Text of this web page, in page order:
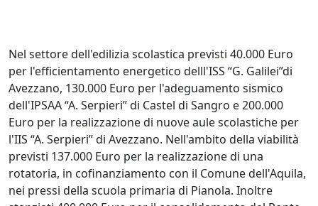
Nel settore dell'edilizia scolastica previsti 40.000 Euro
per l'efficientamento energetico delll'ISS “G. Galilei”di
Avezzano, 130.000 Euro per l'adeguamento sismico
dell'IPSAA “A. Serpieri” di Castel di Sangro e 200.000
Euro per la realizzazione di nuove aule scolastiche per
l'IIS “A. Serpieri” di Avezzano. Nell'ambito della viabilità
previsti 137.000 Euro per la realizzazione di una
rotatoria, in cofinanziamento con il Comune dell'Aquila,
nei pressi della scuola primaria di Pianola. Inoltre